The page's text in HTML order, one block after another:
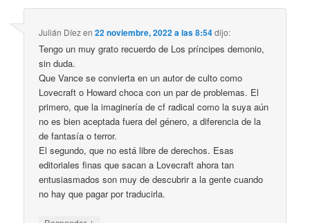
Julián Díezen22 noviembre, 2022 a las 8:54dijo:
Tengo un muy grato recuerdo de Los príncipes demonio,
sin duda.
Que Vance se convierta en un autor de culto como
Lovecraft o Howard choca con un par de problemas. El
primero, que la imaginería de cf radical como la suya aún
no es bien aceptada fuera del género, a diferencia de la
de fantasía o terror.
El segundo, que no está libre de derechos. Esas
editoriales finas que sacan a Lovecraft ahora tan
entusiasmados son muy de descubrir a la gente cuando
no hay que pagar por traducirla.